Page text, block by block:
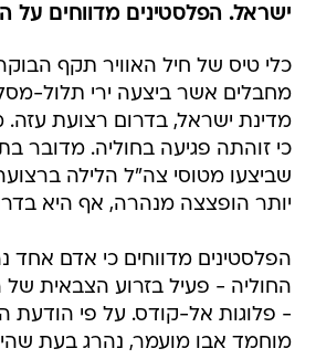
ישראל. הפלסטינים מדווחים על
כלי טיס של חיל האוויר תקף הבוקר
מחבלים אשר ביצעה ירי תלול-
מדינת ישראל, בדרום רצועת
כי זוהתה פגיעה בחוליה. מדובר
שביצעו מטוסי צה"ל הלילה
יותר הופצצה מנהרה, אף היא
הפלסטינים מדווחים כי אדם אחד
החוליה - פעיל בזרוע הצבאית של
- פלוגות אל-קודס. על פי הודעת
מוחמד אבו מועמר, נהרג בעת